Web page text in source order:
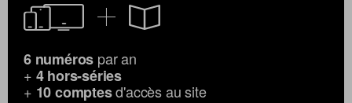
6 numéros par an
+ 4 hors-séries
+ 10 comptesd'accès au site